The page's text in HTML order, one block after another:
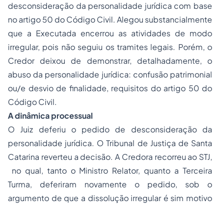
desconsideração da personalidade jurídica com base
no artigo 50 do Código Civil. Alegou substancialmente
que a Executada encerrou as atividades de modo
irregular, pois não seguiu os tramites legais. Porém, o
Credor deixou de demonstrar, detalhadamente, o
abuso da personalidade jurídica: confusão patrimonial
ou/e desvio de finalidade, requisitos do artigo 50 do
Código Civil.
A dinâmica processual
O Juiz deferiu o pedido de desconsideração da
personalidade jurídica. O Tribunal de Justiça de Santa
Catarina reverteu a decisão. A Credora recorreu ao STJ,
no qual, tanto o Ministro Relator, quanto a Terceira
Turma, deferiram novamente o pedido, sob o
argumento de que a dissolução irregular é sim motivo